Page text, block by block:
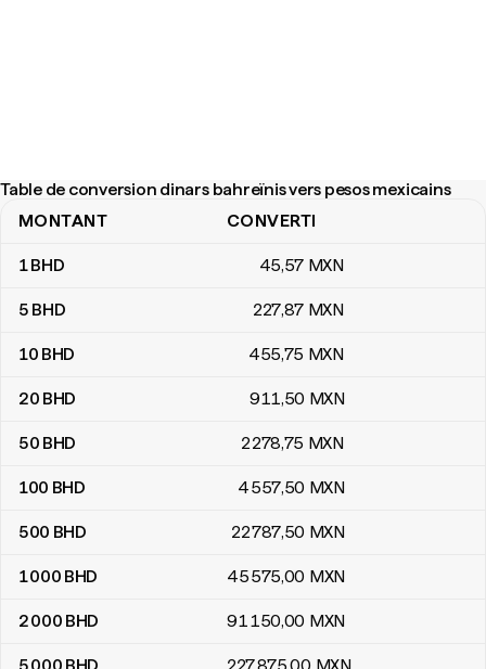
Table de conversion dinars bahreïnis vers pesos mexicains
Table de conversion dinars bahreïnis vers pesos mexicains
MONTANT CONVERTI
1BHD 45,57 MXN
5 BHD 227,87 MXN
10 BHD 455,75 MXN
20 BHD 911,50 MXN
50 BHD 2 278,75 MXN
100 BHD 4 557,50 MXN
500 BHD 22 787,50 MXN
1 000 BHD 45 575,00 MXN
2 000 BHD 91 150,00 MXN